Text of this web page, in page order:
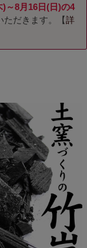
)～8月16日(日)の4
ただきます。【詳